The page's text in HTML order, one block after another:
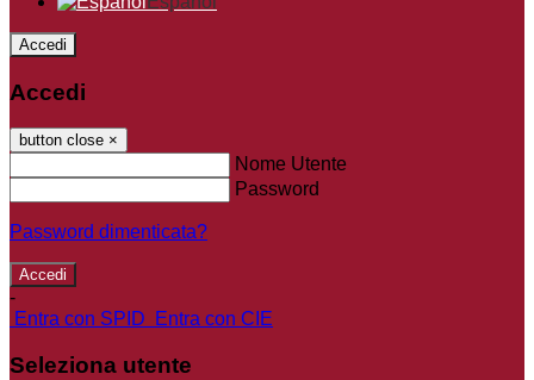
Accedi
Accedi
button close ×
Nome Utente
Password
Password dimenticata?
-
Entra con SPID
Entra con CIE
Seleziona utente